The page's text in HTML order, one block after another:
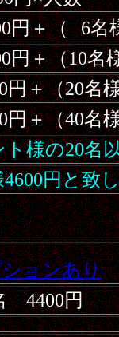
円＋（
6名
円＋（10名
円＋（20名
円＋（40名
様の20名
円と致
ョンあり
4400円